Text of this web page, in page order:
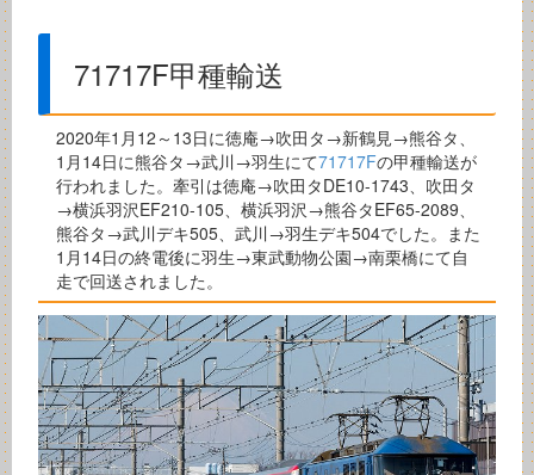
71717F甲種輸送
2020年1月12～13日に徳庵→吹田タ→新鶴見→熊谷タ、
1月14日に熊谷タ→武川→羽生にて71717Fの甲種輸送が
行われました。牽引は徳庵→吹田タDE10-1743、吹田タ
→横浜羽沢EF210-105、横浜羽沢→熊谷タEF65-2089、
熊谷タ→武川デキ505、武川→羽生デキ504でした。また
1月14日の終電後に羽生→東武動物公園→南栗橋にて自
走で回送されました。